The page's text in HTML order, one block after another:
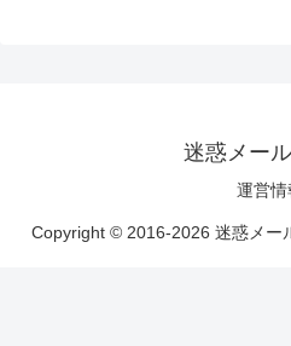
迷惑メー
運営情
Copyright © 2016-2026 迷惑メー